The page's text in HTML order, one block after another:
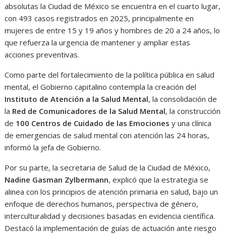
absolutas la Ciudad de México se encuentra en el cuarto lugar,
con 493 casos registrados en 2025, principalmente en
mujeres de entre 15 y 19 años y hombres de 20 a 24 años, lo
que refuerza la urgencia de mantener y ampliar estas
acciones preventivas.
Como parte del fortalecimiento de la política pública en salud
mental, el Gobierno capitalino contempla la creación del
Instituto de Atención a la Salud Mental, la consolidación de
la Red de Comunicadores de la Salud Mental, la construcción
de 100 Centros de Cuidado de las Emociones y una clínica
de emergencias de salud mental con atención las 24 horas,
informó la jefa de Gobierno.
Por su parte, la secretaria de Salud de la Ciudad de México,
Nadine Gasman Zylbermann, explicó que la estrategia se
alinea con los principios de atención primaria en salud, bajo un
enfoque de derechos humanos, perspectiva de género,
interculturalidad y decisiones basadas en evidencia científica.
Destacó la implementación de guías de actuación ante riesgo